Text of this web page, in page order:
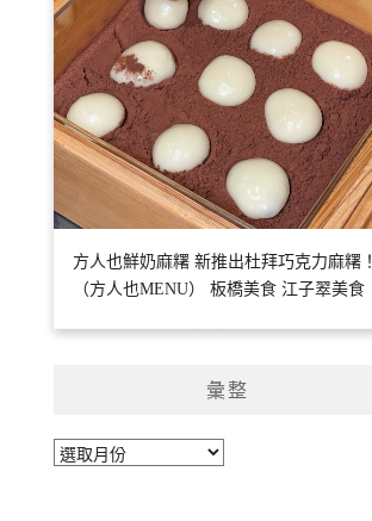
方人也鮮奶麻糬 新推出杜拜巧克力麻糬！
（方人也MENU） 板橋美食 江子翠美食
彙整
彙